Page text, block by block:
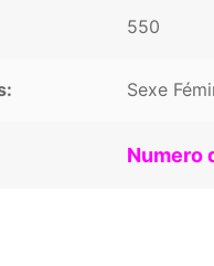
550
Sexe
Numero